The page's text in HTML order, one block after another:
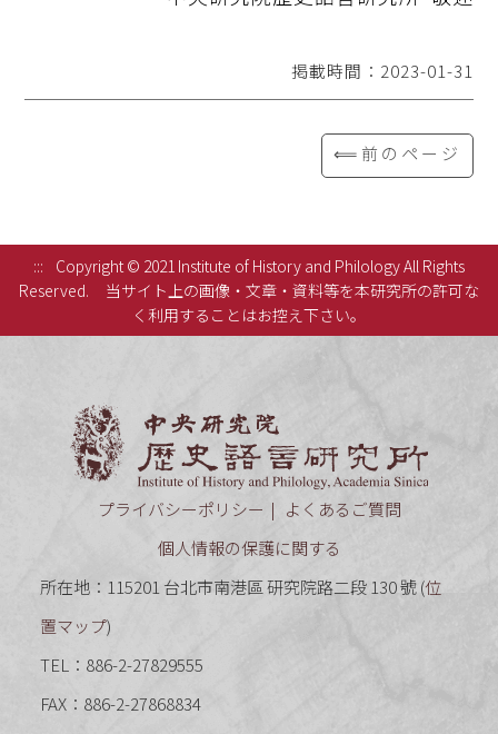
掲載時間：2023-01-31
⟸前のページ
:::
Copyright © 2021 Institute of History and Philology All Rights
Reserved.
当サイト上の画像・文章・資料等を本研究所の許可な
く利用することはお控え下さい。
プライバシーポリシー
よくあるご質問
個人情報の保護に関する
所在地：115201 台北市南港區 研究院路二段 130 號 (位
置マップ)
TEL：886-2-27829555
FAX：886-2-27868834